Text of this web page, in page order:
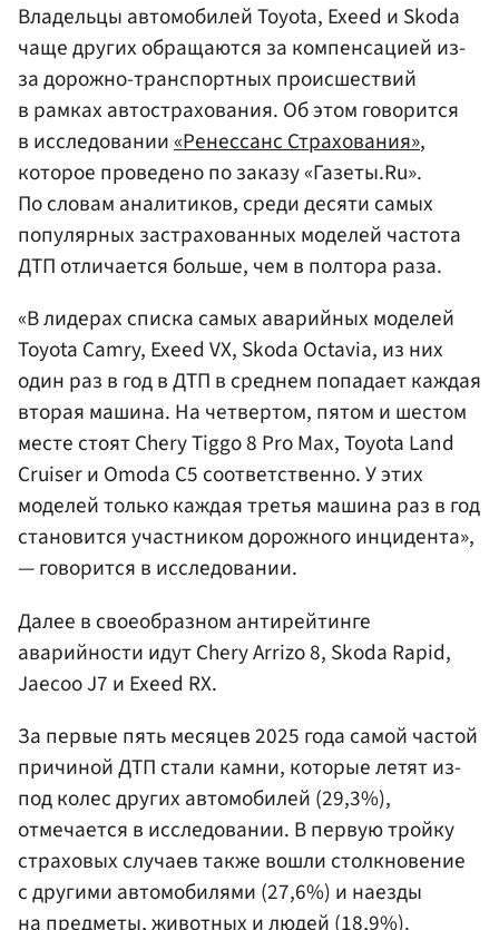
Владельцы автомобилей Toyota, Exeed и Skoda
чаще других обращаются за компенсацией из-
за дорожно-транспортных происшествий
в рамках автострахования. Об этом говорится
в исследовании«Ренессанс Страхования»,
которое проведено по заказу «Газеты.Ru».
По словам аналитиков, среди десяти самых
популярных застрахованных моделей частота
ДТП отличается больше, чем в полтора раза.
«В лидерах списка самых аварийных моделей
Toyota Camry, Exeed VX, Skoda Octavia, из них
один раз в год в ДТП в среднем попадает каждая
вторая машина. На четвертом, пятом и шестом
месте стоят Chery Tiggo 8 Pro Max, Toyota Land
Cruiser и Omoda C5 соответственно. У этих
моделей только каждая третья машина раз в год
становится участником дорожного инцидента»,
— говорится в исследовании.
Далее в своеобразном антирейтинге
аварийности идут Chery Arrizo 8, Skoda Rapid,
Jaecoo J7 и Exeed RX.
За первые пять месяцев 2025 года самой частой
причиной ДТП стали камни, которые летят из-
под колес других автомобилей (29,3%),
отмечается в исследовании. В первую тройку
страховых случаев также вошли столкновение
с другими автомобилями (27,6%) и наезды
на предметы, животных и людей (18,9%).